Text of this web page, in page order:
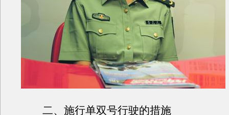
二、施行单双号行驶的措施